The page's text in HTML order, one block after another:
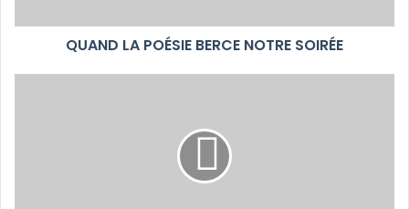
QUAND LA POÉSIE BERCE NOTRE SOIRÉE